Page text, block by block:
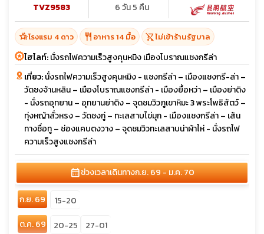
TVZ9583
6 วัน 5 คืน
hotel_classโรงแรม 4 ดาว restaurant อาหาร 14 มื้อ shopping_cart_offไม่เข้าร้านรัฐบาล
ไฮไลท์:นั่งรถไฟความเร็วสูงคุนหมิง เมืองโบราณแชงกรีล่า
เที่ยว:นั่งรถไฟความเร็วสูงคุนหมิง - แชงกรีล่า – เมืองแชงกรี-ล่า –
วัดซงจ้านหลิน – เมืองโบราณแชงกรีล่า - เมืองยื้อหว่า – เมืองย่าติง
- นั่งรถอุทยาน – อุทยานย่าติง – จุดชมวิวภูเขาหิมะ 3 พระโพธิสัตว์ –
ทุ่งหญ้าลั่วหรง – วัดชงกู่ – ทะเลสาบไข่มุก - เมืองแชงกรีล่า – เส้น
ทางชื่อทู – ช่องแคบตงวาง – จุดชมวิวทะเลสาบน่าผ้าไห่ - นั่งรถไฟ
ความเร็วสูงแชงกรีล่า
calendar_monthช่วงเวลาเดินทางก.ย. 69 - ม.ค. 70
ก.ย. 69
15-20
ต.ค. 69
20-25
27-01